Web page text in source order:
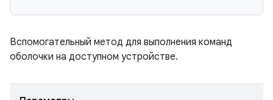
Вспомогательный метод для выполнения команд
оболочки на доступном устройстве.